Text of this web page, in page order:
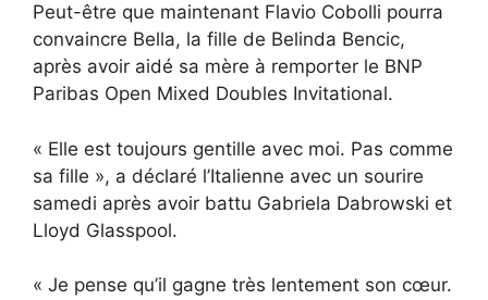
Peut-être que maintenant Flavio Cobolli pourra
convaincre Bella, la fille de Belinda Bencic,
après avoir aidé sa mère à remporter le BNP
Paribas Open Mixed Doubles Invitational.
« Elle est toujours gentille avec moi. Pas comme
sa fille », a déclaré l’Italienne avec un sourire
samedi après avoir battu Gabriela Dabrowski et
Lloyd Glasspool.
« Je pense qu’il gagne très lentement son cœur.